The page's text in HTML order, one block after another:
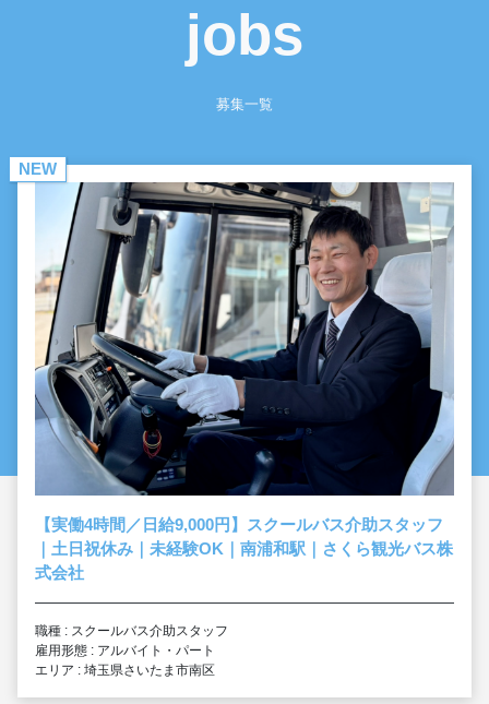
jobs
募集一覧
NEW
【実働4時間／日給9,000円】スクールバス介助スタッフ
｜土日祝休み｜未経験OK｜南浦和駅｜さくら観光バス株
式会社
職種 : スクールバス介助スタッフ
雇用形態 : アルバイト・パート
エリア : 埼玉県さいたま市南区